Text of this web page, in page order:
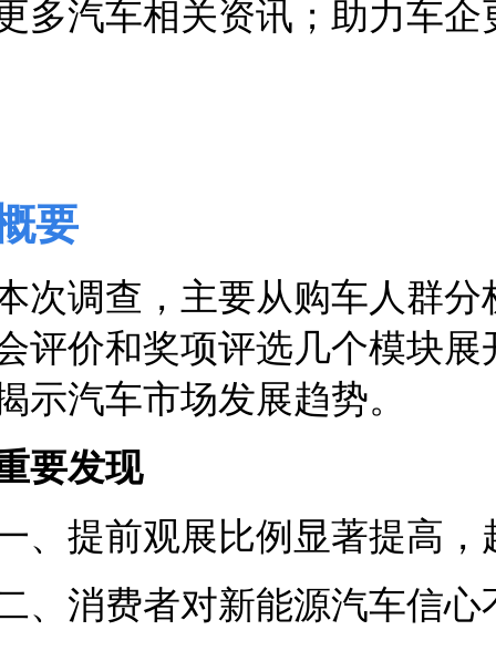
多汽车相关资讯；助力车
要
次调查，主要从购车人群
评价和奖项评选几个模块
示汽车市场发展趋势。
要发现
、提前观展比例显著提高
、消费者对新能源汽车信